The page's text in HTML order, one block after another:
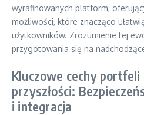
wyrafinowanych platform,
możliwości, które znacząco
użytkowników. Zrozumienie tej
przygotowania się na
Kluczowe cechy
przyszłości:
i integracja